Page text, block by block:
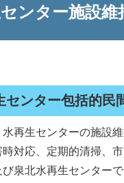
ンター施設維
センター包括的民
再生センターの施設
時対応、定期的清掃、
び泉北水再生センター